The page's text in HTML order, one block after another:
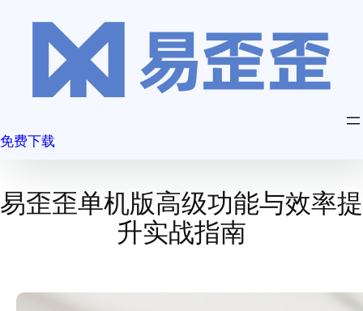
免费下载
易歪歪单机版高级功能与效率提
升实战指南